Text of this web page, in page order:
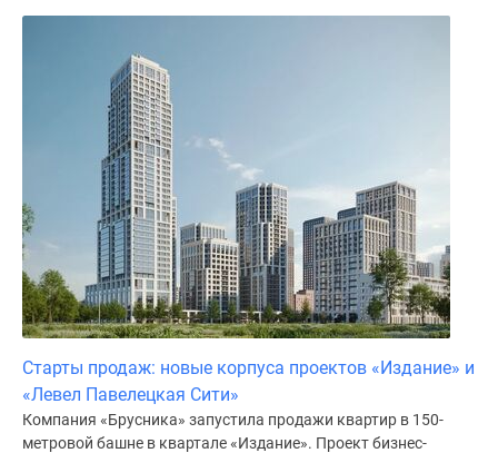
Дома
Москве
Готовые
коттеджные
поселки
Строящиеся
коттеджные
поселки
Коттеджные
поселки
Старты продаж: новые корпуса проектов «Издание» и
«Левел Павелецкая Сити»
Компания «Брусника» запустила продажи квартир в 150-
метровой башне в квартале «Издание». Проект бизнес-